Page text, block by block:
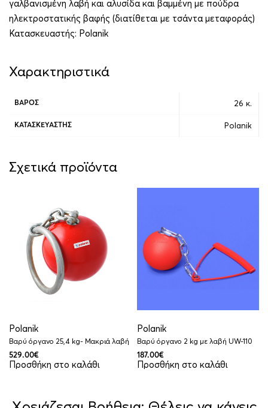
γαλβανισμένη λαβή και αλυσίδα και βαμμένη με πούδρα
ηλεκτροστατικής βαφής (διατίθεται με τσάντα μεταφοράς)
Κατασκευαστής: Polanik
Χαρακτηριστικά
ΒΆΡΟΣ 26 κ.
ΚΑΤΑΣΚΕΥΑΣΤΉΣ Polanik
Σχετικά προϊόντα
Polanik
Βαρύ όργανο 25,4 kg- Μακριά λαβή
529.00€
Προσθήκη στο καλάθι
Polanik
Βαρύ όργανο 2 kg με λαβή UW-110
187.00€
Προσθήκη στο καλάθι